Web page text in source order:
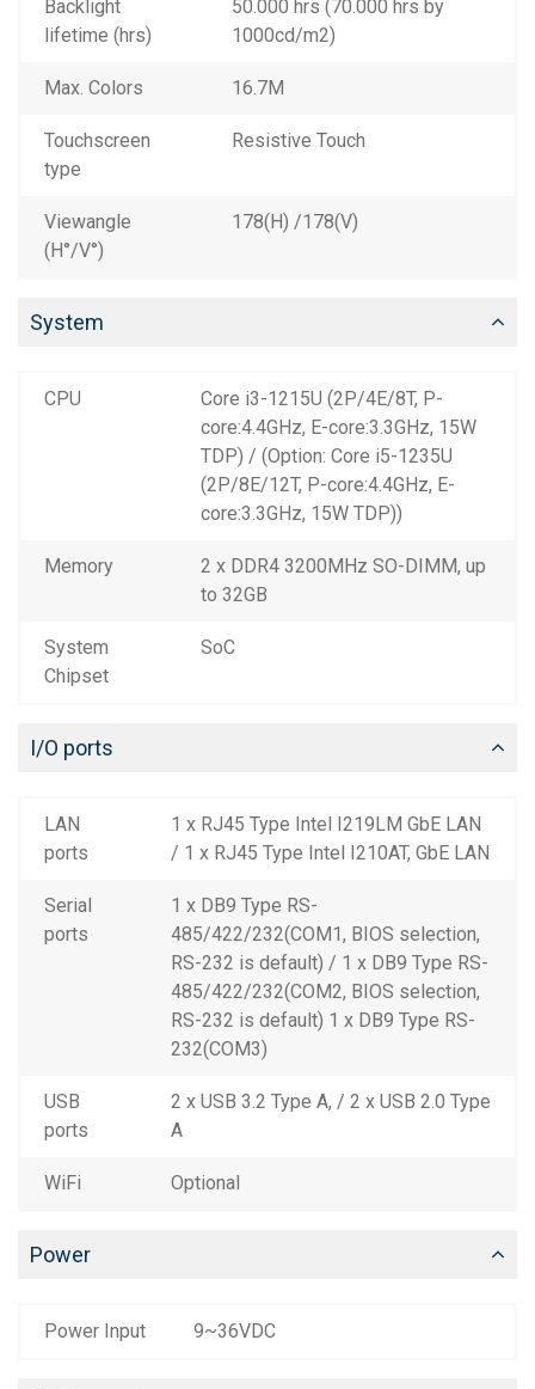
Backlight
lifetime (hrs)
50.000 hrs (70.000 hrs by
1000cd/m2)
Max. Colors 16.7M
Touchscreen
type
Resistive Touch
Viewangle
(H°/V°)
178(H) /178(V)
System
CPU
Core i3-1215U (2P/4E/8T, P-
core:4.4GHz, E-core:3.3GHz, 15W
TDP) / (Option: Core i5-1235U
(2P/8E/12T, P-core:4.4GHz, E-
core:3.3GHz, 15W TDP))
Memory
2 x DDR4 3200MHz SO-DIMM, up
to 32GB
System
Chipset
SoC
I/O ports
LAN
ports
1 x RJ45 Type Intel I219LM GbE LAN
/ 1 x RJ45 Type Intel I210AT, GbE LAN
Serial
ports
1 x DB9 Type RS-
485/422/232(COM1, BIOS selection,
RS-232 is default) / 1 x DB9 Type RS-
485/422/232(COM2, BIOS selection,
RS-232 is default) 1 x DB9 Type RS-
232(COM3)
USB
ports
2 x USB 3.2 Type A, / 2 x USB 2.0 Type
A
WiFi Optional
Power
Power Input 9~36VDC